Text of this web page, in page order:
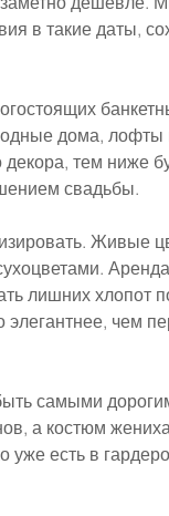
в такие даты,
дома,
тем ниже
свадьбы.
Живые
лишних хлопот
элегантнее, чем
самыми
а костюм
есть в